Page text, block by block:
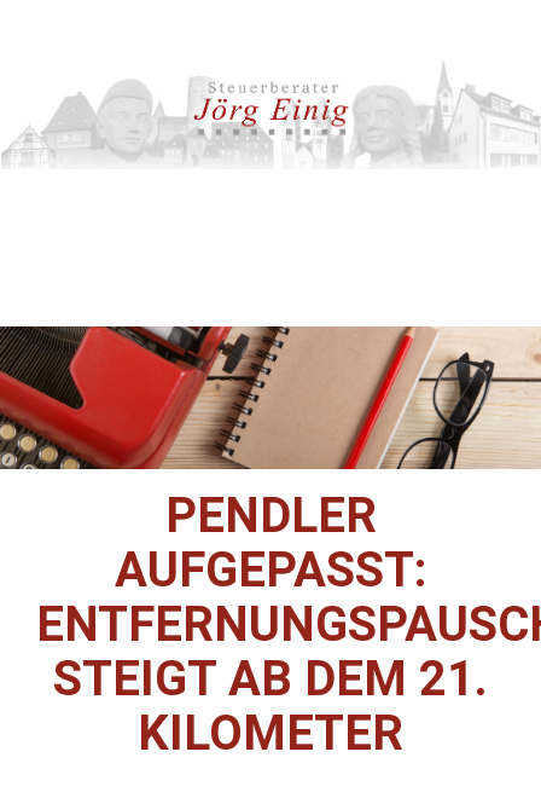
PENDLER
AUFGEPASST:
STEIGT AB DEM 21.
KILOMETER